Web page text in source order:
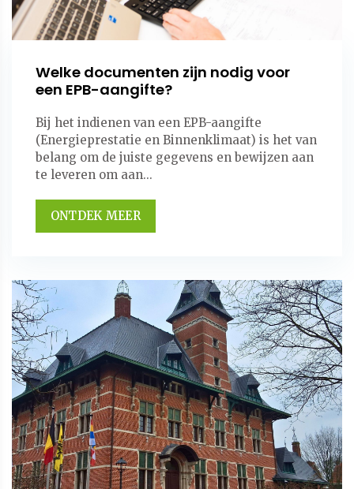
Welke documenten zijn nodig voor
een EPB-aangifte?
Bij het indienen van een EPB-aangifte
(Energieprestatie en Binnenklimaat) is het van
belang om de juiste gegevens en bewijzen aan
te leveren om aan...
ONTDEK MEER